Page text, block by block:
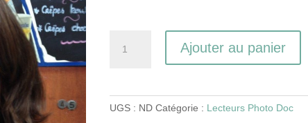
Ajouter au panier
UGS : ND Catégorie : Lecteurs Photo Doc